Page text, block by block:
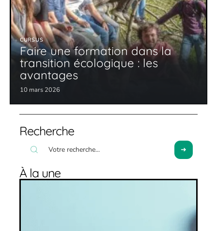
CURSUS
Faire une formation dans la
transition écologique : les
avantages
10 mars 2026
Recherche
À la une